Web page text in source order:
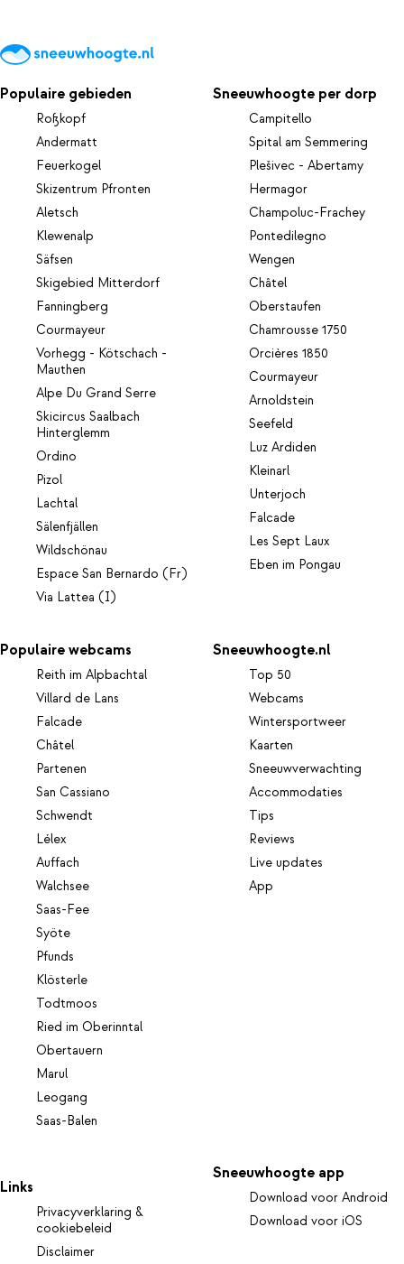
Populaire gebieden
Roßkopf
Andermatt
Feuerkogel
Skizentrum Pfronten
Aletsch
Klewenalp
Säfsen
Skigebied Mitterdorf
Fanningberg
Courmayeur
Vorhegg - Kötschach -
Mauthen
Alpe Du Grand Serre
Skicircus Saalbach
Hinterglemm
Ordino
Pizol
Lachtal
Sälenfjällen
Wildschönau
Espace San Bernardo (Fr)
Via Lattea (I)
Sneeuwhoogte per dorp
Campitello
Spital am Semmering
Plešivec - Abertamy
Hermagor
Champoluc-Frachey
Pontedilegno
Wengen
Châtel
Oberstaufen
Chamrousse 1750
Orcières 1850
Courmayeur
Arnoldstein
Seefeld
Luz Ardiden
Kleinarl
Unterjoch
Falcade
Les Sept Laux
Eben im Pongau
Populaire webcams
Reith im Alpbachtal
Villard de Lans
Falcade
Châtel
Partenen
San Cassiano
Schwendt
Lélex
Auffach
Walchsee
Saas-Fee
Syöte
Pfunds
Klösterle
Todtmoos
Ried im Oberinntal
Obertauern
Marul
Leogang
Saas-Balen
Sneeuwhoogte.nl
Top 50
Webcams
Wintersportweer
Kaarten
Sneeuwverwachting
Accommodaties
Tips
Reviews
Live updates
App
Links
Privacyverklaring &
cookiebeleid
Disclaimer
Sneeuwhoogte app
Download voor Android
Download voor iOS